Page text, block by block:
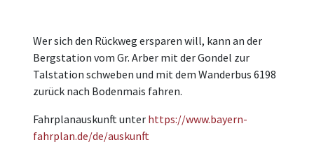
Wer sich den Rückweg ersparen will, kann an der
Bergstation vom Gr. Arber mit der Gondel zur
Talstation schweben und mit dem Wanderbus 6198
zurück nach Bodenmais fahren.
Fahrplanauskunft unter https://www.bayern-
fahrplan.de/de/auskunft